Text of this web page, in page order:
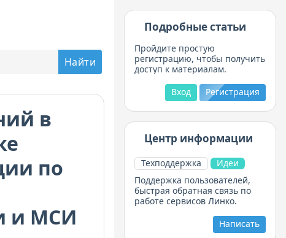
в
по
и МСИ
Подробные статьи
Пройдите простую
регистрацию, чтобы получить
доступ к материалам.
Регистрация
Вход
Центр информации
Техподдержка
Идеи
Поддержка пользователей,
быстрая обратная связь по
работе сервисов Линко.
Написать